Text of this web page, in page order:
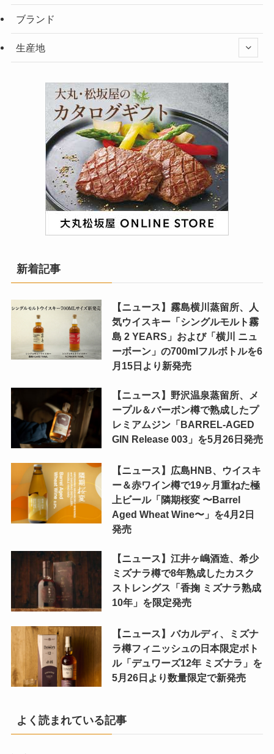
ブランド
生産地
新着記事
【ニュース】霧島横川蒸留所、人
気ウイスキー「シングルモルト霧
島 2 YEARS」および「横川 ニュ
ーボーン」の700mlフルボトルを6
月15日より新発売
【ニュース】野沢温泉蒸留所、メ
ープル＆バーボン樽で熟成したプ
レミアムジン「BARREL-AGED
GIN Release 003」を5月26日発売
【ニュース】広島HNB、ウイスキ
ー＆赤ワイン樽で19ヶ月重ねた極
上ビール「隣期桜変 〜Barrel
Aged Wheat Wine〜」を4月2日
発売
【ニュース】江井ヶ嶋酒造、希少
ミズナラ樽で8年熟成したカスク
ストレングス「香掬 ミズナラ熟成
10年」を限定発売
【ニュース】バカルディ、ミズナ
ラ樽フィニッシュの日本限定ボト
ル「デュワーズ12年 ミズナラ」を
5月26日より数量限定で新発売
よく読まれている記事